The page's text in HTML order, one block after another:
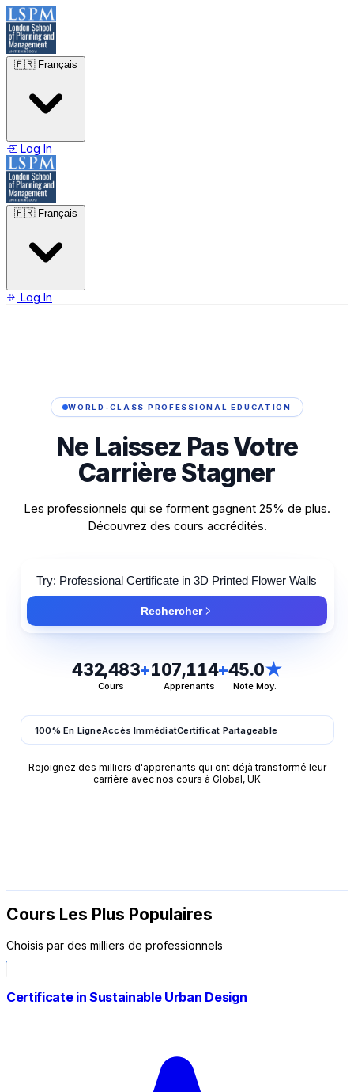
🇫🇷 Français
Log In
🇫🇷 Français
Log In
WORLD-CLASS PROFESSIONAL EDUCATION
Ne Laissez PasVotre
CarrièreStagner
Les professionnels qui se forment gagnent 25% de plus.
Découvrez des cours accrédités.
Rechercher
432,483+
Cours
107,114+
Apprenants
45.0★
Note Moy.
100% En LigneAccès ImmédiatCertificat Partageable
Rejoignez des milliers d'apprenants qui ont déjà transformé leur
carrière avec nos cours à Global, UK
Cours Les Plus Populaires
Choisis par des milliers de professionnels
Certificate in Sustainable Urban Design